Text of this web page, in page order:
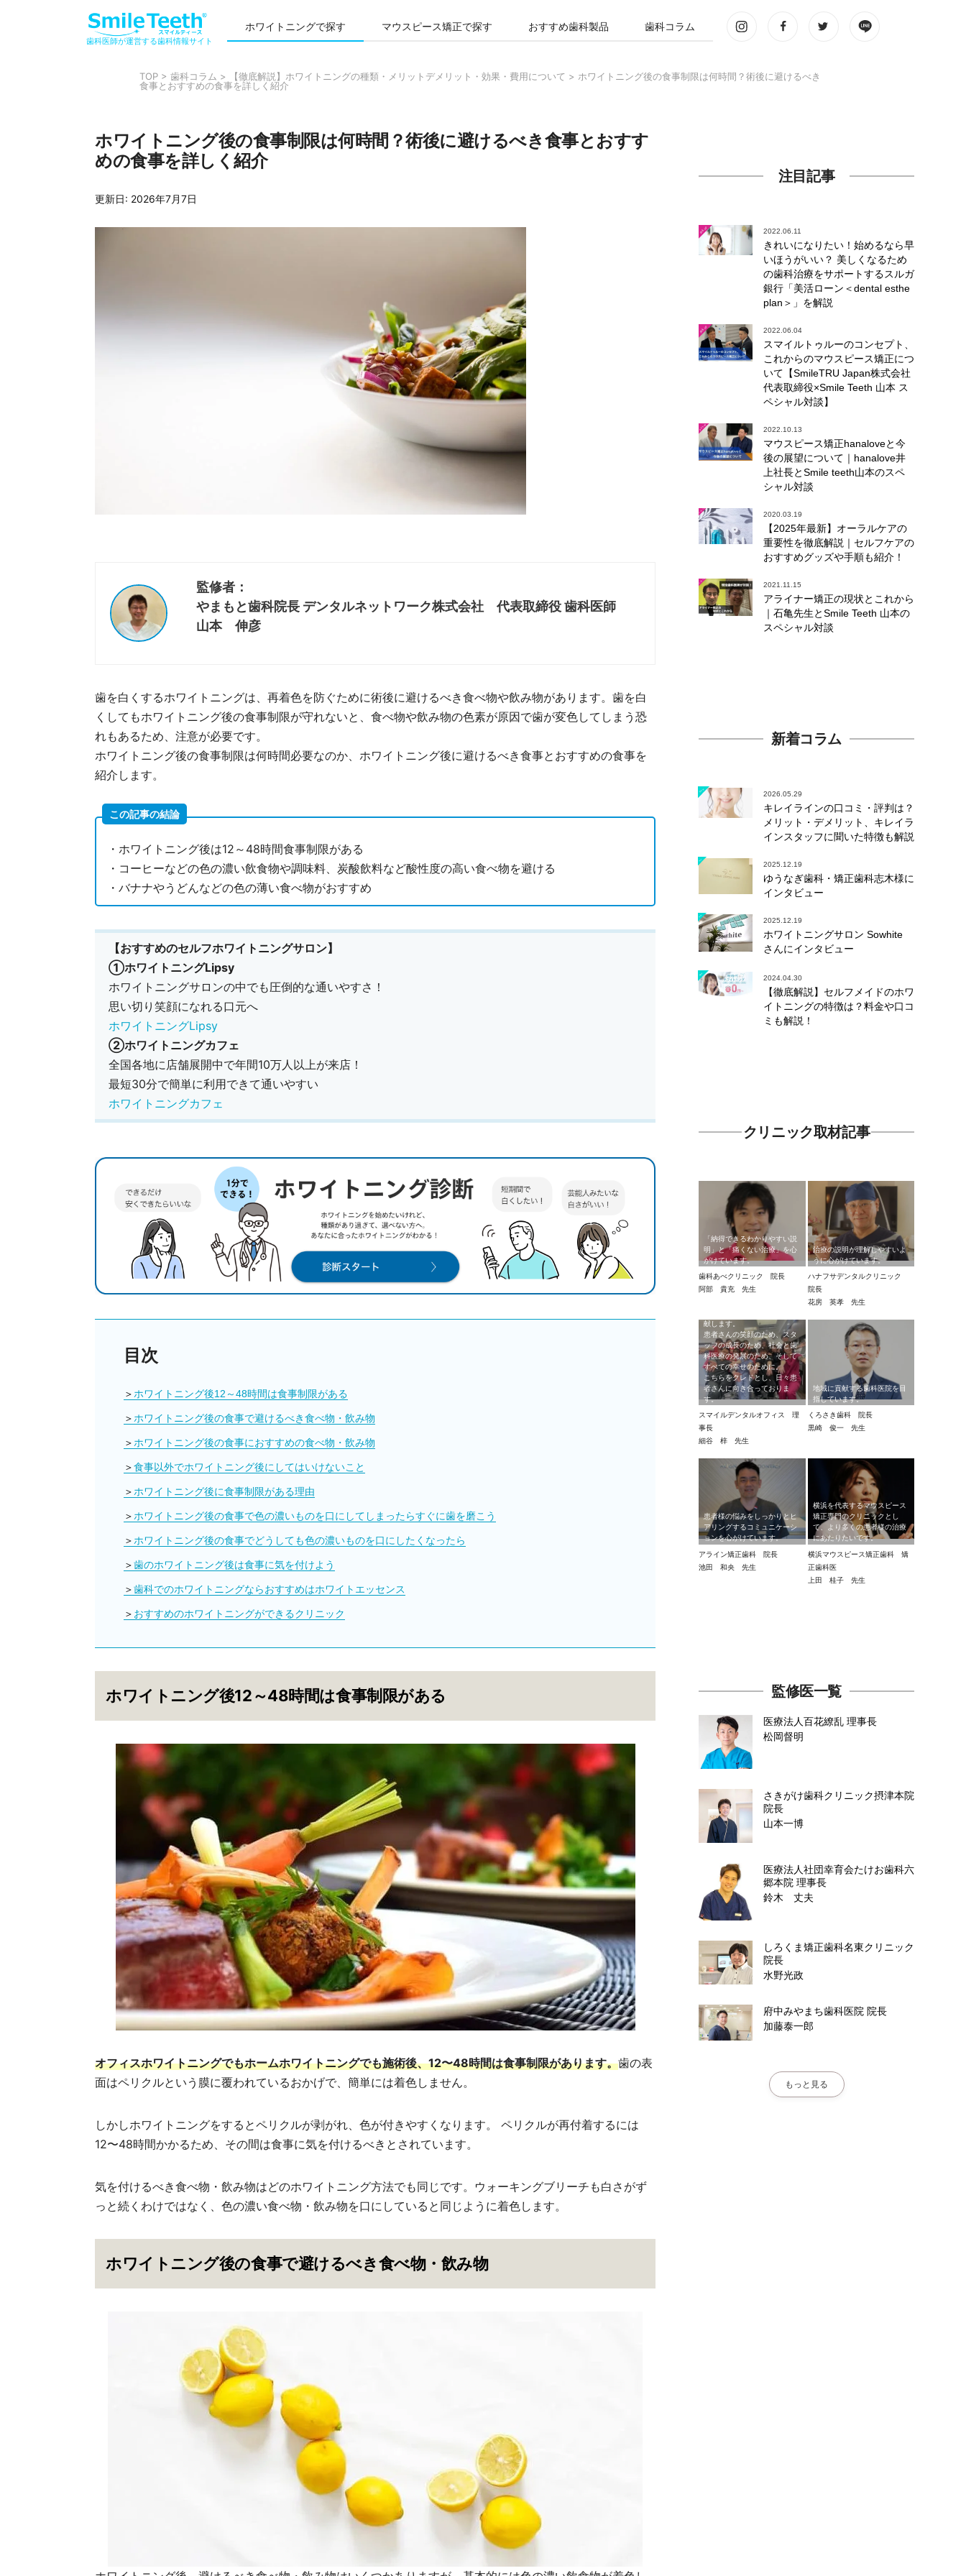
歯科医師が運営する歯科情報サイト
ホワイトニングで探す マウスピース矯正で探す おすすめ歯科製品 歯科コラム
TOP >歯科コラム > 【徹底解説】ホワイトニングの種類・メリットデメリット・効果・費用について > ホワイトニング後の食事制限は何時間？術後に避けるべき
食事とおすすめの食事を詳しく紹介
ホワイトニング後の食事制限は何時間？術後に避けるべき食事とおすす
めの食事を詳しく紹介
更新日: 2026年7月7日
監修者：
やまもと歯科院長 デンタルネットワーク株式会社 代表取締役 歯科医師
山本 伸彦
歯を白くするホワイトニングは、再着色を防ぐために術後に避けるべき食べ物や飲み物があります。歯を白
くしてもホワイトニング後の食事制限が守れないと、食べ物や飲み物の色素が原因で歯が変色してしまう恐
れもあるため、注意が必要です。
ホワイトニング後の食事制限は何時間必要なのか、ホワイトニング後に避けるべき食事とおすすめの食事を
紹介します。
この記事の結論
・ホワイトニング後は12～48時間食事制限がある
・コーヒーなどの色の濃い飲食物や調味料、炭酸飲料など酸性度の高い食べ物を避ける
・バナナやうどんなどの色の薄い食べ物がおすすめ
【おすすめのセルフホワイトニングサロン】
①ホワイトニングLipsy
ホワイトニングサロンの中でも圧倒的な通いやすさ！
思い切り笑顔になれる口元へ
ホワイトニングLipsy
②ホワイトニングカフェ
全国各地に店舗展開中で年間10万人以上が来店！
最短30分で簡単に利用できて通いやすい
ホワイトニングカフェ
目次
ホワイトニング後12～48時間は食事制限がある
ホワイトニング後の食事で避けるべき食べ物・飲み物
ホワイトニング後の食事におすすめの食べ物・飲み物
食事以外でホワイトニング後にしてはいけないこと
ホワイトニング後に食事制限がある理由
ホワイトニング後の食事で色の濃いものを口にしてしまったらすぐに歯を磨こう
ホワイトニング後の食事でどうしても色の濃いものを口にしたくなったら
歯のホワイトニング後は食事に気を付けよう
歯科でのホワイトニングならおすすめはホワイトエッセンス
おすすめのホワイトニングができるクリニック
ホワイトニング後12～48時間は食事制限がある
オフィスホワイトニングでもホームホワイトニングでも施術後、12〜48時間は食事制限があります。歯の表
面はペリクルという膜に覆われているおかげで、簡単には着色しません。
しかしホワイトニングをするとペリクルが剥がれ、色が付きやすくなります。 ペリクルが再付着するには
12〜48時間かかるため、その間は食事に気を付けるべきとされています。
気を付けるべき食べ物・飲み物はどのホワイトニング方法でも同じです。ウォーキングブリーチも白さがず
っと続くわけではなく、色の濃い食べ物・飲み物を口にしていると同じように着色します。
ホワイトニング後の食事で避けるべき食べ物・飲み物
注目記事
2022.06.11
きれいになりたい！始めるなら早
いほうがいい？ 美しくなるため
の歯科治療をサポートするスルガ
銀行「美活ローン＜dental esthe
plan＞」を解説
2022.06.04
スマイルトゥルーのコンセプト、
これからのマウスピース矯正につ
いて【SmileTRU Japan株式会社
代表取締役×Smile Teeth 山本 ス
ペシャル対談】
2022.10.13
マウスピース矯正hanaloveと今
後の展望について｜hanalove井
上社長とSmile teeth山本のスペ
シャル対談
2020.03.19
【2025年最新】オーラルケアの
重要性を徹底解説｜セルフケアの
おすすめグッズや手順も紹介！
2021.11.15
アライナー矯正の現状とこれから
｜石亀先生とSmile Teeth 山本の
スペシャル対談
新着コラム
2026.05.29
キレイラインの口コミ・評判は？
メリット・デメリット、キレイラ
インスタッフに聞いた特徴も解説
2025.12.19
ゆうなぎ歯科・矯正歯科志木様に
インタビュー
2025.12.19
ホワイトニングサロン Sowhite
さんにインタビュー
2024.04.30
【徹底解説】セルフメイドのホワ
イトニングの特徴は？料金や口コ
ミも解説！
クリニック取材記事
「納得できるわかりやすい説
明」と「痛くない治療」を心
がけています。
歯科あべクリニック 院長
阿部 貴充 先生
治療の説明が理解しやすいよ
うに心がけています。
ハナフサデンタルクリニック
院長
花房 英孝 先生
献します。
患者さんの笑顔のため、スタ
ッフの成長のため、社会と歯
科医療の発展のため、そして
すべての幸せのために。
こちらをクレドとし、日々患
者さんに向き合っておりま
す。
スマイルデンタルオフィス 理
事長
細谷 梓 先生
地域に貢献する歯科医院を目
指しています。
くろさき歯科 院長
黒崎 俊一 先生
患者様の悩みをしっかりとヒ
アリングするコミュニケーシ
ョンを心がけています。
アライン矯正歯科 院長
池田 和央 先生
横浜を代表するマウスピース
矯正専門のクリニックとし
て、より多くの患者様の治療
にあたりたいです。
横浜マウスピース矯正歯科 矯
正歯科医
上田 桂子 先生
監修医一覧
医療法人百花繚乱 理事長
松岡督明
さきがけ歯科クリニック摂津本院
院長
山本一博
医療法人社団幸育会たけお歯科六
郷本院 理事長
鈴木 丈夫
しろくま矯正歯科名東クリニック
院長
水野光政
府中みやまち歯科医院 院長
加藤泰一郎
もっと見る